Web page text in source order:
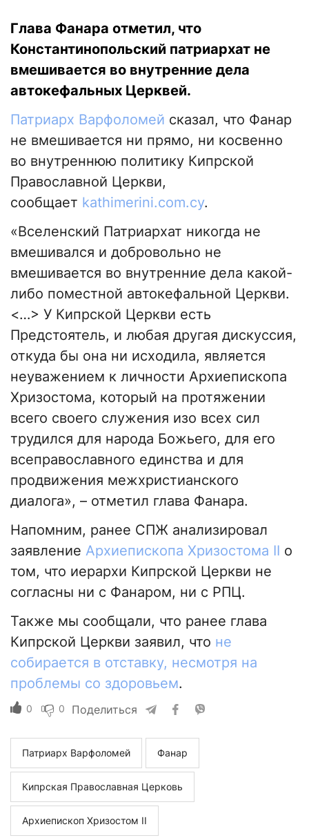
Глава Фанара отметил, что
Константинопольский патриархат не
вмешивается во внутренние дела
автокефальных Церквей.
Патриарх Варфоломей сказал, что Фанар
не вмешивается ни прямо, ни косвенно
во внутреннюю политику Кипрской
Православной Церкви,
сообщает kathimerini.com.cy.
«Вселенский Патриархат никогда не
вмешивался и добровольно не
вмешивается во внутренние дела какой-
либо поместной автокефальной Церкви.
<…> У Кипрской Церкви есть
Предстоятель, и любая другая дискуссия,
откуда бы она ни исходила, является
неуважением к личности Архиепископа
Хризостома, который на протяжении
всего своего служения изо всех сил
трудился для народа Божьего, для его
всеправославного единства и для
продвижения межхристианского
диалога», – отметил глава Фанара.
Напомним, ранее СПЖ анализировал
заявление Архиепископа Хризостома II о
том, что иерархи Кипрской Церкви не
согласны ни с Фанаром, ни с РПЦ.
Также мы сообщали, что ранее глава
Кипрской Церкви заявил, что не
собирается в отставку, несмотря на
проблемы со здоровьем.
0 0 Поделиться
Патриарх Варфоломей Фанар
Кипрская Православная Церковь
Архиепископ Хризостом II